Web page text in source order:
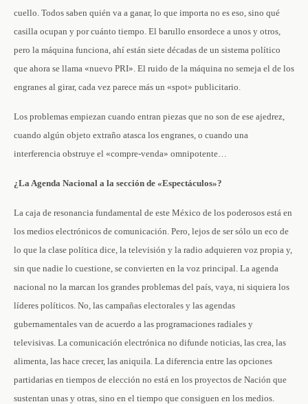
cuello. Todos saben quién va a ganar, lo que importa no es eso, sino qué
casilla ocupan y por cuánto tiempo. El barullo ensordece a unos y otros,
pero la máquina funciona, ahí están siete décadas de un sistema político
que ahora se llama «nuevo PRI». El ruido de la máquina no semeja el de los
engranes al girar, cada vez parece más un «spot» publicitario.
Los problemas empiezan cuando entran piezas que no son de ese ajedrez,
cuando algún objeto extraño atasca los engranes, o cuando una
interferencia obstruye el «compre-venda» omnipotente…
¿La Agenda Nacional a la sección de «Espectáculos»?
La caja de resonancia fundamental de este México de los poderosos está en
los medios electrónicos de comunicación. Pero, lejos de ser sólo un eco de
lo que la clase política dice, la televisión y la radio adquieren voz propia y,
sin que nadie lo cuestione, se convierten en la voz principal. La agenda
nacional no la marcan los grandes problemas del país, vaya, ni siquiera los
líderes políticos. No, las campañas electorales y las agendas
gubernamentales van de acuerdo a las programaciones radiales y
televisivas. La comunicación electrónica no difunde noticias, las crea, las
alimenta, las hace crecer, las aniquila. La diferencia entre las opciones
partidarias en tiempos de elección no está en los proyectos de Nación que
sustentan unas y otras, sino en el tiempo que consiguen en los medios.